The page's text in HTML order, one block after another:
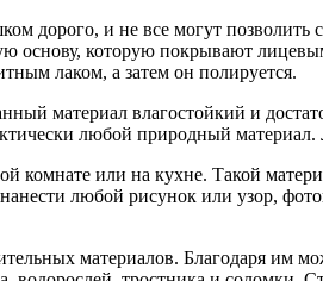
дорого, и не все могут
основу, которую покрывают
лаком, а затем он полируется.
материал влагостойкий и
любой природный
комнате или на кухне. Такой
любой рисунок или узор,
материалов. Благодаря